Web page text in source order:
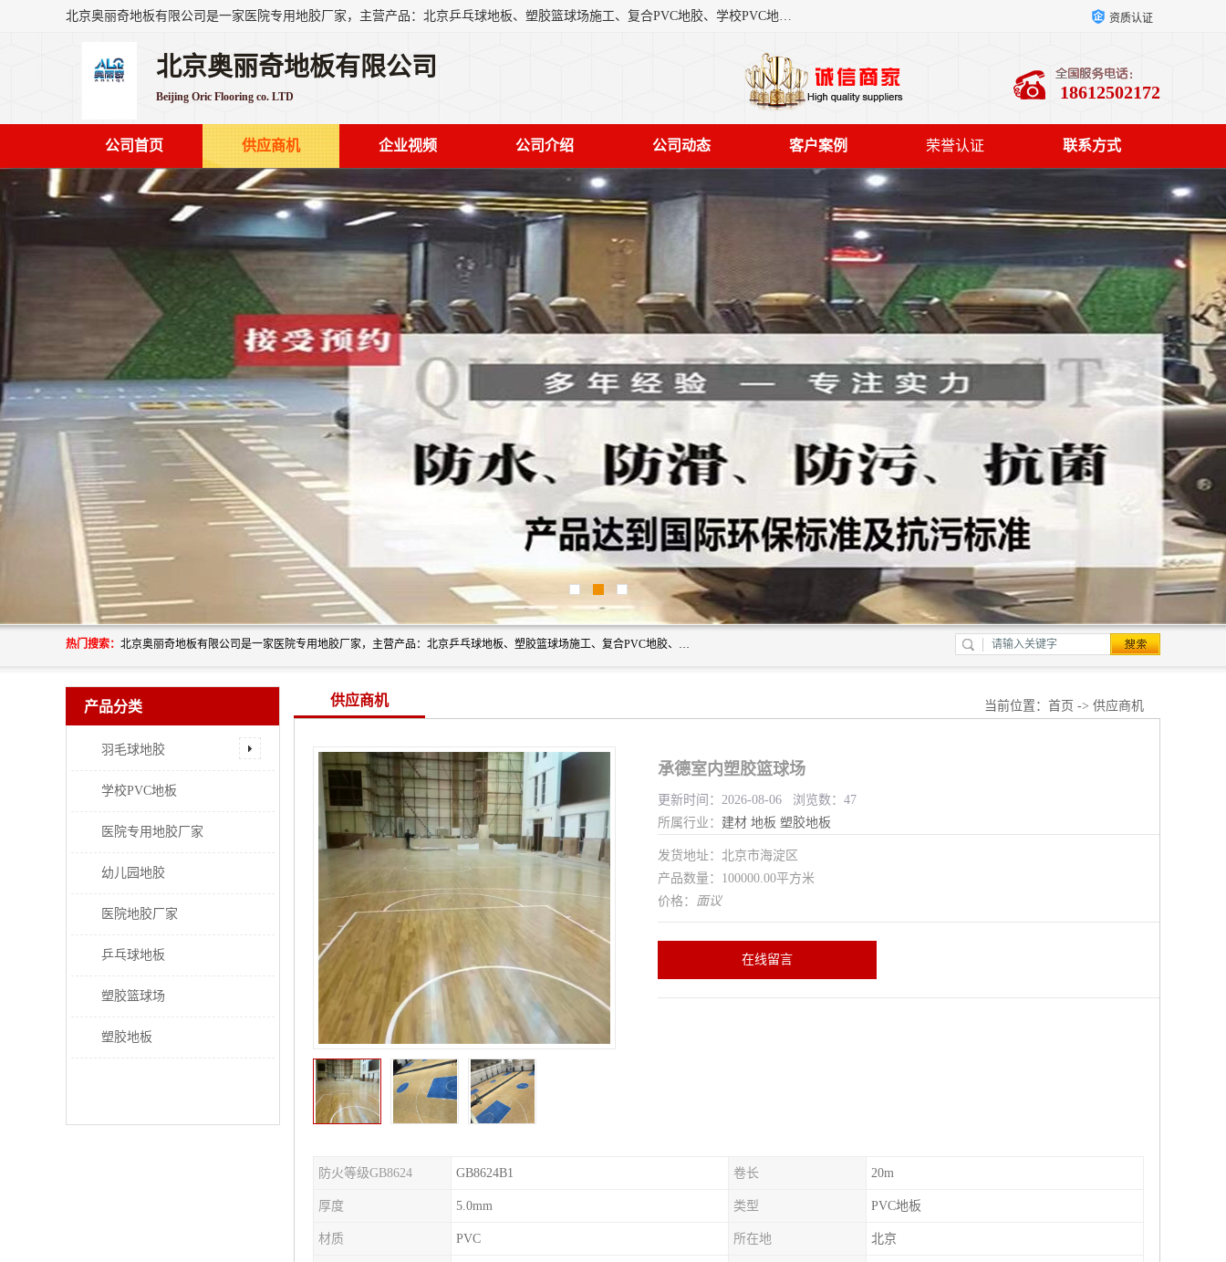
北京奥丽奇地板有限公司是一家医院专用地胶厂家，主营产品：北京乒乓球地板、塑胶篮球场施工、复合PVC地胶、学校PVC地板、幼儿园地胶等，奥丽奇是一家销售为一体PVC地板，塑胶地板为主的销售企业，公司所生产的PVC塑胶地板产品主要用于办公楼、医院、 机场、学校、幼儿园、商场、交通工具、宾馆、车站等公共场所。 资质认证
北京奥丽奇地板有限公司
Beijing Oric Flooring co. LTD 18612502172
公司首页 供应商机 企业视频 公司介绍 公司动态 客户案例 荣誉认证 联系方式
热门搜索： 北京奥丽奇地板有限公司是一家医院专用地胶厂家，主营产品：北京乒乓球地板、塑胶篮球场施工、复合PVC地胶、学校PVC地板、幼儿园地胶等，奥丽奇是一家销售为一体PVC地板，塑胶地板为主的销售企业，公司所生产的PVC塑胶地板产品主要用于办公楼、医院、 机场、学校、幼儿园、商场、交通工具、宾馆、车站等公共场所。
产品分类
羽毛球地胶
学校PVC地板
医院专用地胶厂家
幼儿园地胶
医院地胶厂家
乒乓球地板
塑胶篮球场
塑胶地板
供应商机 当前位置： 首页 -> 供应商机
承德室内塑胶篮球场
更新时间：2026-08-06 浏览数：47
所属行业： 建材 地板 塑胶地板
发货地址：北京市海淀区
产品数量：100000.00平方米
价格： 面议
在线留言
防火等级GB8624 GB8624B1 卷长 20m
厚度 5.0mm 类型 PVC地板
材质 PVC 所在地 北京